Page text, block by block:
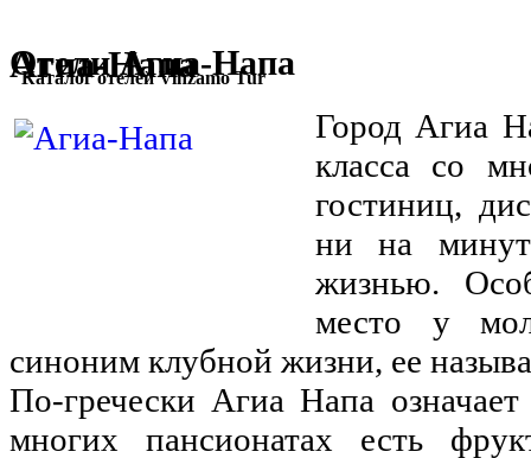
Агиа-Напа
Каталог отелей Vinzamo Tur
Отели Агиа-Напа
Город Агиа
класса со
гостиниц,
ни на
жизнью.
место у
синоним клубной жизни, ее
По-гречески Агиа Напа
многих пансионатах есть